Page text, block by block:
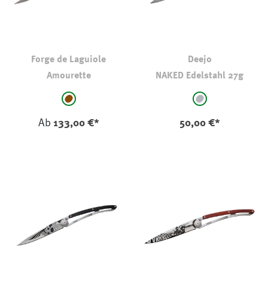
Forge de Laguiole
Amourette
auswählen
mittelbraun
Ab 133,00 €*
Deejo
NAKED Edelstahl 27g
auswählen
mittelgrau
50,00 €*